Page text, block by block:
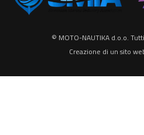
© MOTO-NAUTIKA d.o.o.
Creazione di un sito